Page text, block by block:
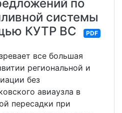
по
системы
КУТР ВС
PDF
все большая
региональной и
без
авиаузла в
пересадки при